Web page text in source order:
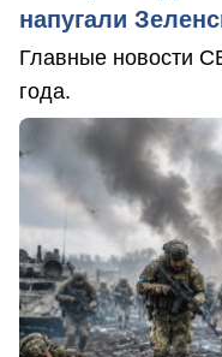
напугали
Главные новости
года.